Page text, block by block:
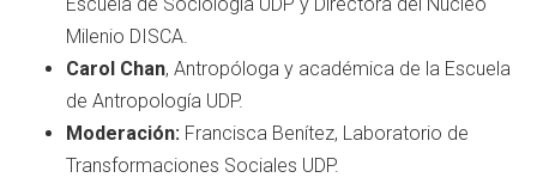
Milenio DISCA.
Carol Chan, Antropóloga y académica de la Escuela
de Antropología UDP.
Moderación: Francisca Benítez, Laboratorio de
Transformaciones Sociales UDP.